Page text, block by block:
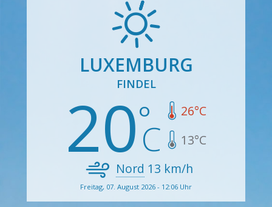
LUXEMBURG
FINDEL
20 26°C
13°C
Nord 13 km/h
Freitag, 07. August 2026 - 12:06 Uhr